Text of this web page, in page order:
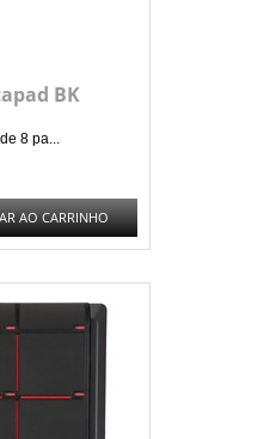
BK
8 pa...
AO CARRINHO